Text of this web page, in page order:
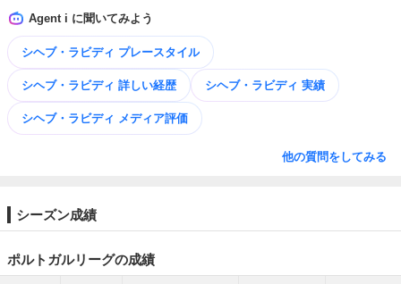
Agent i に聞いてみよう
シヘブ・ラビディ プレースタイル
シヘブ・ラビディ 詳しい経歴 シヘブ・ラビディ 実績
シヘブ・ラビディ メディア評価
他の質問をしてみる
シーズン成績
ポルトガルリーグの成績